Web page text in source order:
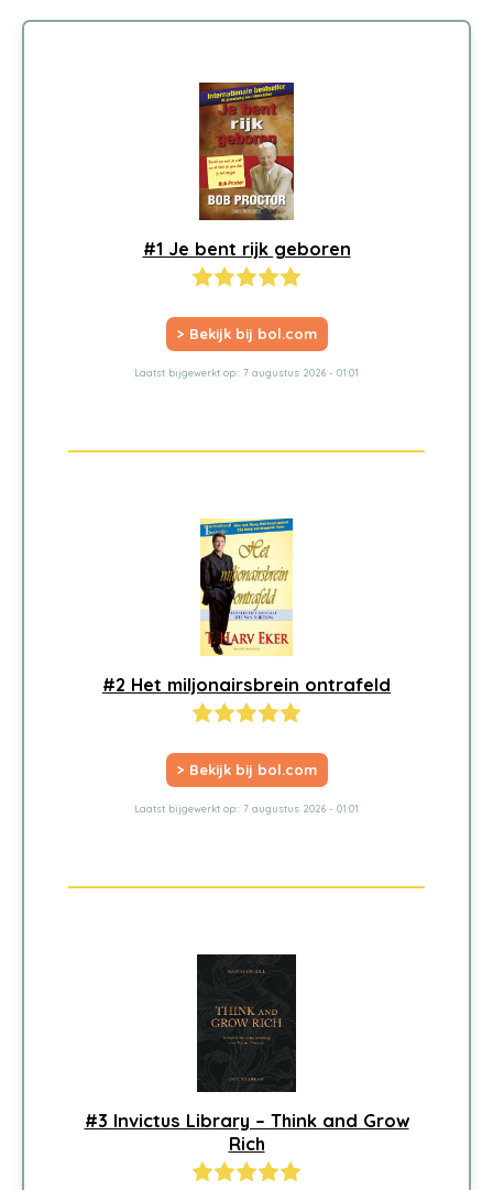
#1 Je bent rijk geboren
> Bekijk bij bol.com
Laatst bijgewerkt op:: 7 augustus 2026 - 01:01
#2 Het miljonairsbrein ontrafeld
> Bekijk bij bol.com
Laatst bijgewerkt op:: 7 augustus 2026 - 01:01
#3 Invictus Library – Think and Grow
Rich